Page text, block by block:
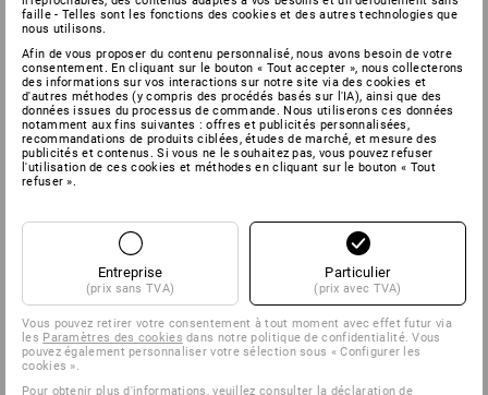
faille - Telles sont les fonctions des cookies et des autres technologies que
nous utilisons.
Afin de vous proposer du contenu personnalisé, nous avons besoin de votre
consentement. En cliquant sur le bouton « Tout accepter », nous collecterons
des informations sur vos interactions sur notre site via des cookies et
d'autres méthodes (y compris des procédés basés sur l'IA), ainsi que des
données issues du processus de commande. Nous utiliserons ces données
notamment aux fins suivantes : offres et publicités personnalisées,
recommandations de produits ciblées, études de marché, et mesure des
publicités et contenus. Si vous ne le souhaitez pas, vous pouvez refuser
l'utilisation de ces cookies et méthodes en cliquant sur le bouton « Tout
refuser ».
Entreprise
(prix sans TVA)
Particulier
(prix avec TVA)
Vous pouvez retirer votre consentement à tout moment avec effet futur via
les Paramètres des cookies dans notre politique de confidentialité. Vous
pouvez également personnaliser votre sélection sous « Configurer les
cookies ».
Pour obtenir plus d'informations, veuillez consulter la déclaration de